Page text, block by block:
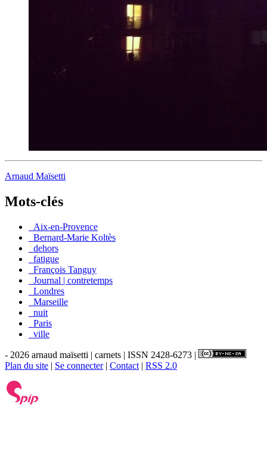
Arnaud Maïsetti
Mots-clés
_Aix-en-Provence
_Bernard-Marie Koltès
_dehors
_fatigue
_François Tanguy
_Journal | contretemps
_Londres
_Marseille
_nuit
_Paris
_ville
- 2026 arnaud maïsetti | carnets | ISSN 2428-6273 |
Plan du site | Se connecter| Contact | RSS 2.0